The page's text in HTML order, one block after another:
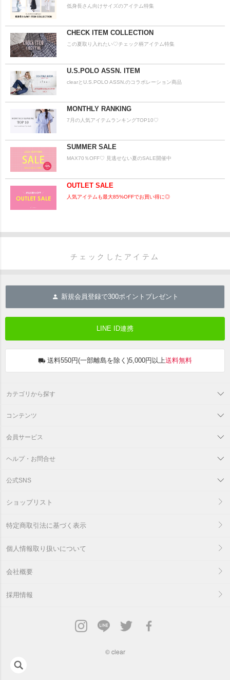
低身長さん向けサイズのアイテム特集
CHECK ITEM COLLECTION
この夏取り入れたい♡チェック柄アイテム特集
U.S.POLO ASSN. ITEM
clearとU.S.POLO ASSN.のコラボレーション商品
MONTHLY RANKING
7月の人気アイテムランキングTOP10♡
SUMMER SALE
MAX70％OFF♡ 見逃せない夏のSALE開催中
OUTLET SALE
人気アイテムも最大85%OFFでお買い得に◎
チェックしたアイテム
新規会員登録で300ポイントプレゼント
LINE ID連携
送料550円(一部離島を除く)5,000円以上送料無料
カテゴリから探す
コンテンツ
会員サービス
ヘルプ・お問合せ
公式SNS
ショップリスト
特定商取引法に基づく表示
個人情報取り扱いについて
会社概要
採用情報
© clear